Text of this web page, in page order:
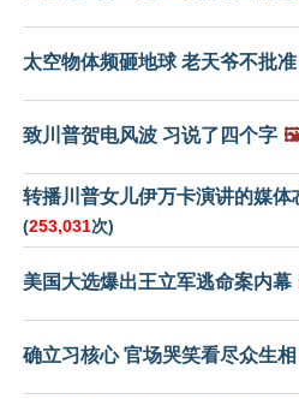
太空物体频砸地球 老天爷不批准
致川普贺电风波 习说了四个字
转播川普女儿伊万卡演讲的媒体
(253,031次)
美国大选爆出王立军逃命案内幕
确立习核心 官场哭笑看尽众生相